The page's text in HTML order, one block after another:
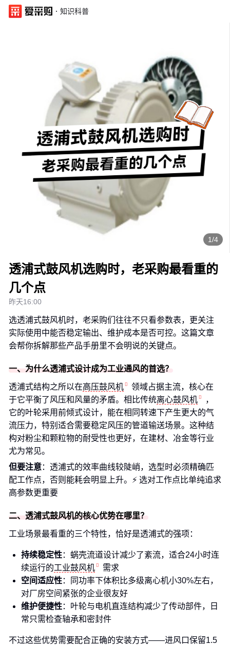
· 知识科普
1/4
透浦式鼓风机选购时，老采购最看重的
几个点
昨天16:00
选透浦式鼓风机时，老采购们往往不只看参数表，更关注
实际使用中能否稳定输出、维护成本是否可控。这篇文章
会帮你拆解那些产品手册里不会明说的关键点。
一、为什么透浦式设计成为工业通风的首选？
透浦式结构之所以在高压鼓风机
领域占据主流，核心在
于它平衡了风压和风量的矛盾。相比传统离心鼓风机
，
它的叶轮采用前倾式设计，能在相同转速下产生更大的气
流压力，特别适合需要稳定风压的管道输送场景。这种结
构对粉尘和颗粒物的耐受性也更好，在建材、冶金等行业
尤为常见。
但要注意：透浦式的效率曲线较陡峭，选型时必须精确匹
配工作点，否则能耗会明显上升。⚡️ 选对工作点比单纯追求
高参数更重要
二、透浦式鼓风机的核心优势在哪里？
工业场景最看重的三个特性，恰好是透浦式的强项：
持续稳定性：蜗壳流道设计减少了紊流，适合24小时连
续运行的工业鼓风机
需求
空间适应性：同功率下体积比多级离心机小30%左右，
对厂房空间紧张的企业很友好
维护便捷性：叶轮与电机直连结构减少了传动部件，日
常只需检查轴承和密封件
不过这些优势需要配合正确的安装方式——进风口保留1.5